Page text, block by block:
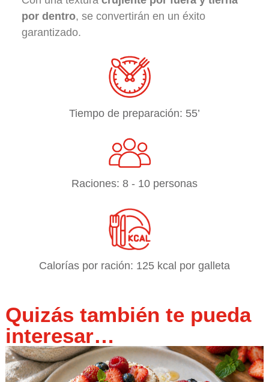
por dentro, se convertirán en un éxito
garantizado.
Tiempo de preparación: 55’
Raciones: 8 - 10 personas
Calorías por ración: 125 kcal por galleta
Quizás también te pueda
interesar…